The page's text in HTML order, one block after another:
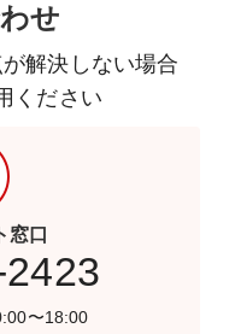
せ
解決しない場合
ください
窓口
〜18:00